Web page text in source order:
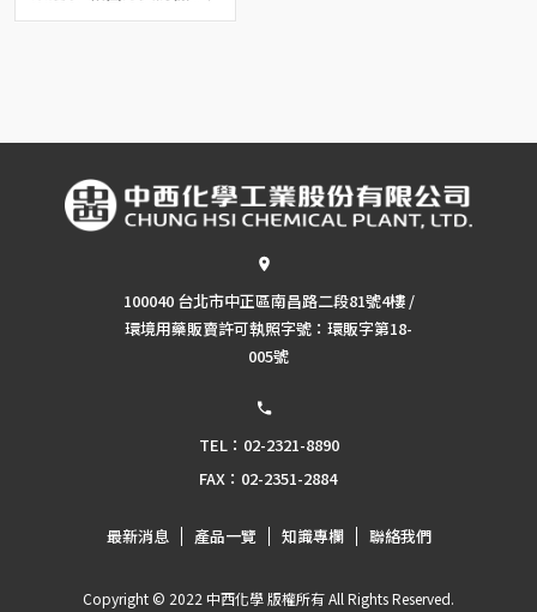
噴霧
100040 台北市中正區南昌路二段81號4樓 /
環境用藥販賣許可執照字號：環販字第18-
005號
TEL：02-2321-8890
FAX：02-2351-2884
最新消息 產品一覽 知識專欄 聯絡我們
Copyright © 2022 中西化學 版權所有 All Rights Reserved.